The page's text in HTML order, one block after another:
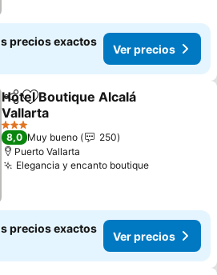
precios exactos
Ver precios
CompartirAgregar a favoritos
Hotel Boutique Alcalá
Vallarta
Ver precios
3 Estrellas
8,0 Muy bueno
250
Puerto Vallarta
Elegancia y encanto boutiqueVer precios
precios exactos
Ver precios